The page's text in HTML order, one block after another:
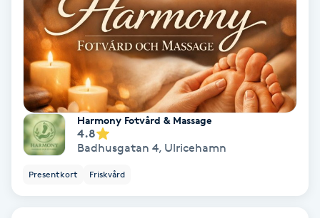
Färgning
Föning
Gel naglar
Gelenaglar
Gellack
Harmony Fotvård & Massage
4.8
Badhusgatan 4, Ulricehamn
Presentkort Friskvård